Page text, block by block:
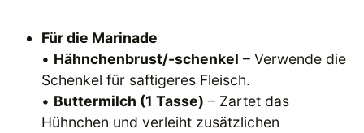
Für die Marinade
• Hähnchenbrust/-schenkel – Verwende die
Schenkel für saftigeres Fleisch.
• Buttermilch (1 Tasse) – Zartet das
Hühnchen und verleiht zusätzlichen